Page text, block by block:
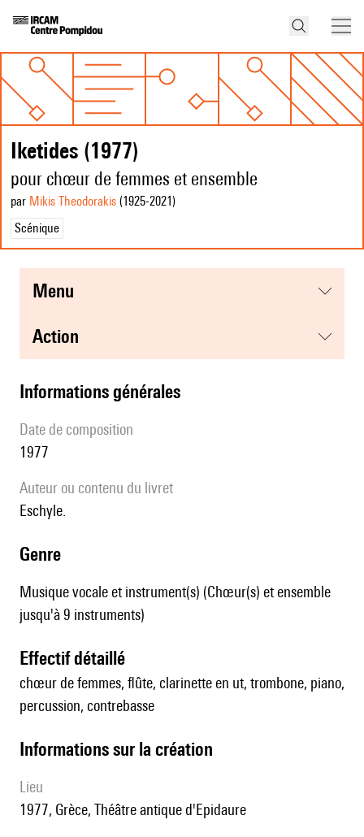
Iketides (1977)
pour chœur de femmes et ensemble
par Mikis Theodorakis (1925-2021 )
Scénique
menu
action
informations générales
date de composition
1977
Auteur ou contenu du livret
Eschyle.
genre
Musique vocale et instrument(s) (Chœur(s) et ensemble
jusqu'à 9 instruments)
effectif détaillé
chœur de femmes, flûte, clarinette en ut, trombone, piano,
percussion, contrebasse
informations sur la création
lieu
1977, Grèce, Théâtre antique d'Epidaure